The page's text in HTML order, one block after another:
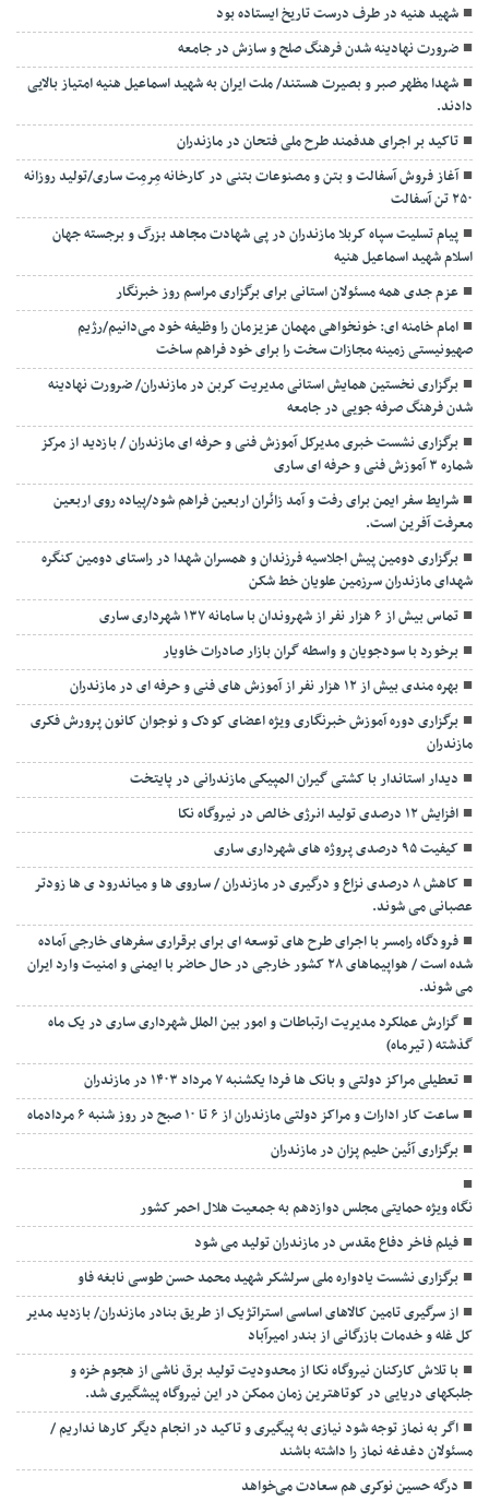
شهید هنیه در طرف درست تاریخ ایستاده بود
ضرورت نهادینه شدن فرهنگ صلح و سازش در جامعه
شهدا مظهر صبر و بصیرت هستند/ ملت ایران به شهید اسماعیل هنیه امتیاز بالایی
دادند.
تاکید بر اجرای هدفمند طرح ملی فتحان در مازندران
آغاز فروش آسفالت و بتن و مصنوعات بتنی در کارخانه مِرمِت ساری/تولید روزانه
۲۵۰ تن آسفالت
پیام تسلیت سپاه کربلا مازندران در پی شهادت مجاهد بزرگ و برجسته جهان
اسلام شهید اسماعیل هنیه
عزم جدی همه مسئولان استانی برای برگزاری مراسم روز خبرنگار
امام خامنه ای: خونخواهی مهمان عزیزمان را وظیفه خود می‌دانیم/رژیم
صهیونیستی زمینه مجازات سخت را برای خود فراهم ساخت
برگزاری نخستین همایش استانی مدیریت کربن در مازندران/ ضرورت نهادینه
شدن فرهنگ صرفه جویی در جامعه
برگزاری نشست خبری مدیرکل آموزش فنی و حرفه ای مازندران / بازدید از مرکز
شماره ۳ آموزش فنی و حرفه ای ساری
شرایط سفر ایمن برای رفت و آمد زائران اربعین فراهم شود/پیاده روی اربعین
معرفت آفرین است.
برگزاری دومین پیش اجلاسیه فرزندان و همسران شهدا در راستای دومین کنگره
شهدای مازندران سرزمین علویان خط شکن
تماس بیش از ۶ هزار نفر از شهروندان با سامانه ۱۳۷ شهرداری ساری
برخورد با سودجویان و واسطه گران بازار صادرات خاویار
بهره مندی بیش از ۱۲ هزار نفر از آموزش های فنی و حرفه ای در مازندران
برگزاری دوره آموزش خبرنگاری ویژه اعضای کودک و نوجوان کانون پرورش فکری
مازندران
دیدار استاندار با کشتی گیران المپیکی مازندرانی در پایتخت
افزایش ۱۲ درصدی تولید انرژی خالص در نیروگاه نکا
کیفیت ۹۵ درصدی پروژه های شهرداری ساری
کاهش ۸ درصدی نزاع و درگیری در مازندران / ساروی ها و میاندرود ی ها زودتر
عصبانی می شوند.
فرودگاه رامسر با اجرای طرح های توسعه ای برای برقراری سفرهای خارجی آماده
شده است / هواپیماهای ۲۸ کشور خارجی در حال حاضر با ایمنی و امنیت وارد ایران
می شوند.
گزارش عملکرد مدیریت ارتباطات و امور بین الملل شهرداری ساری در یک ماه
گذشته ( تیرماه)
تعطیلی مراکز دولتی و بانک ها فردا یکشنبه ۷ مرداد ۱۴۰۳ در مازندران
ساعت کار ادارات و مراکز دولتی مازندران از ۶ تا ۱۰ صبح در روز شنبه ۶ مردادماه
برگزاری آئین حلیم پزان در مازندران
نگاه ویژه حمایتی مجلس دوازدهم به جمعیت هلال احمر کشور
فیلم فاخر دفاع مقدس در مازندران تولید می شود
برگزاری نشست یادواره ملی سرلشکر شهید محمد حسن طوسی نابغه فاو
از سرگیری تامین کالاهای اساسی استراتژیک از طریق بنادر مازندران/ بازدید مدیر
کل غله و خدمات بازرگانی از بندر امیرآباد
با تلاش کارکنان نیروگاه نکا از محدودیت تولید برق ناشی از هجوم خزه و
جلبکهای دریایی در کوتاهترین زمان ممکن در این نیروگاه پیشگیری شد.
اگر به نماز توجه شود نیازی به پیگیری و تاکید در انجام دیگر کارها نداریم /
مسئولان دغدغه نماز را داشته باشند
درگه حسین نوکری هم سعادت می‌خواهد